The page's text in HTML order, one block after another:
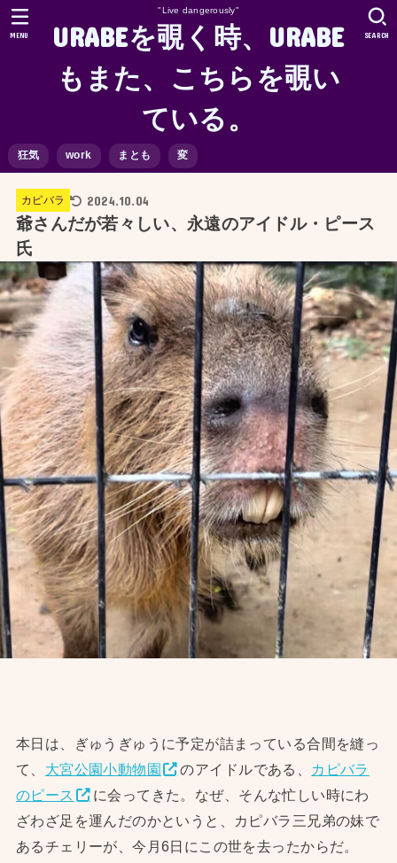
"Live dangerously"
URABEを覗く時、URABE
もまた、こちらを覗い
ている。
狂気 work まとも 変
SEARCH
MENU
カピバラ 2024.10.04
爺さんだが若々しい、永遠のアイドル・ピース
氏
本日は、ぎゅうぎゅうに予定が詰まっている合間を縫っ
て、 大宮公園小動物園 のアイドルである、
カピバラ
のピース
に会ってきた。なぜ、そんな忙しい時にわ
ざわざ足を運んだのかというと、カピバラ三兄弟の妹で
あるチェリーが、今月6日にこの世を去ったからだ。